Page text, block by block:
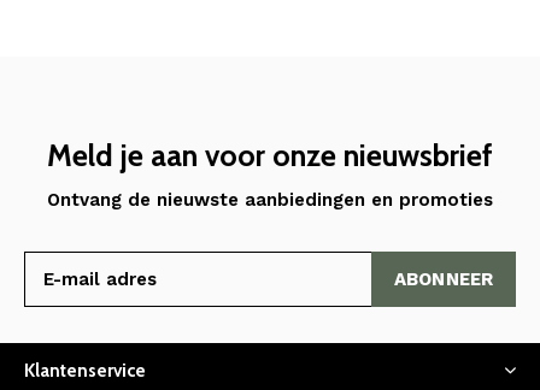
Meld je aan voor onze nieuwsbrief
Ontvang de nieuwste aanbiedingen en promoties
ABONNEER
Klantenservice